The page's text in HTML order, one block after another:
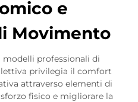
e
Movimento
professionali di
privilegia il comfort
attraverso elementi di
fisico e migliorare la